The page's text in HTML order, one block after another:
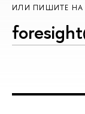
ИЛИ ПИШИТЕ НА